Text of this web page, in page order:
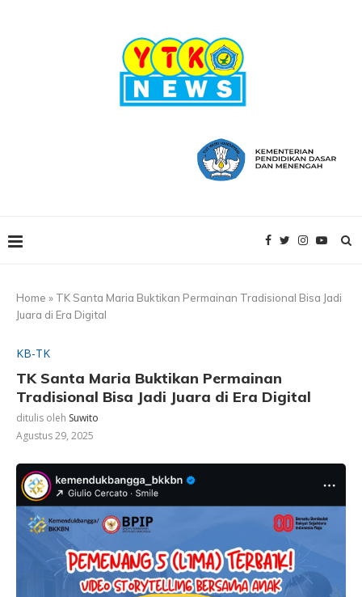
Home » TK Santa Maria Buktikan Permainan Tradisional Bisa Jadi
Juara di Era Digital
KB-TK
TK Santa Maria Buktikan Permainan
Tradisional Bisa Jadi Juara di Era Digital
ditulis oleh Suwito
Agustus 29, 2025